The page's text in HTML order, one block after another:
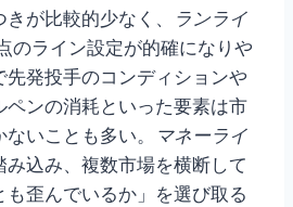
が比較的少なく、
ランライ
のライン設定が的確になりや
発投手のコンディションや
ペンの消耗といった要素は市
いことも多い。
マネーライ
込み、複数市場を横断して
も歪んでいるか」を選び取る